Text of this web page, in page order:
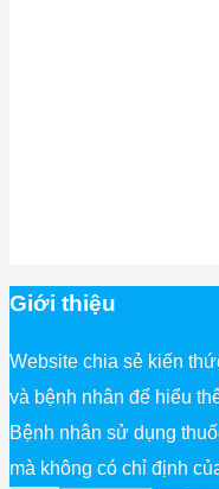
Giới thiệu
Website chia sẻ kiến
và bệnh nhân để hiểu
Bệnh nhân sử dụng
mà không có chỉ định